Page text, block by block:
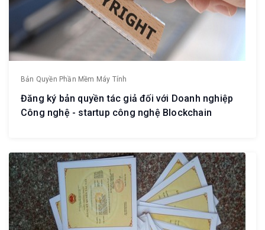
Bản Quyền Phần Mềm Máy Tính
Đăng ký bản quyền tác giả đối với Doanh nghiệp
Công nghệ - startup công nghệ Blockchain